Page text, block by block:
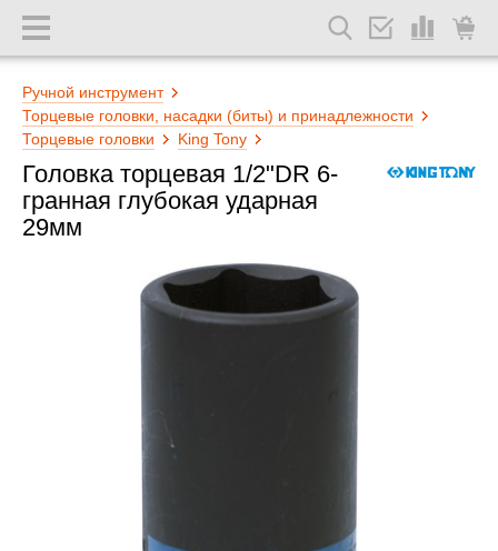
Ручной инструмент
Торцевые головки, насадки (биты) и принадлежности
Торцевые головки
King Tony
Головка торцевая 1/2"DR 6-
гранная глубокая ударная
29мм